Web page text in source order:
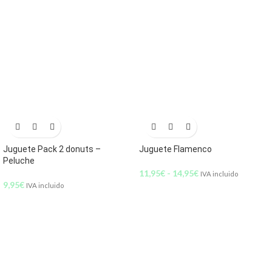
Juguete Pack 2 donuts –
Peluche
9,95€ IVA incluido
Juguete Flamenco
11,95€ - 14,95€ IVA incluido